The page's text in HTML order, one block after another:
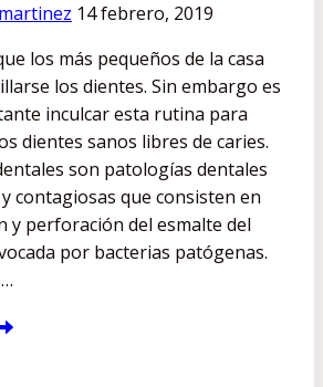
14 febrero, 2019
los más pequeños de la casa
los dientes. Sin embargo es
inculcar esta rutina para
dientes sanos libres de caries.
son patologías dentales
contagiosas que consisten en
y perforación del esmalte del
por bacterias patógenas.